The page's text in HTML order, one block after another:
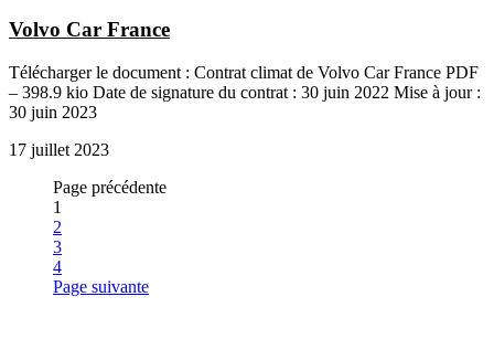
Volvo Car France
Télécharger le document : Contrat climat de Volvo Car France PDF
– 398.9 kio Date de signature du contrat : 30 juin 2022 Mise à jour :
30 juin 2023
17 juillet 2023
Page précédente
1
Page
2
Page
3
Page
4
Page suivante